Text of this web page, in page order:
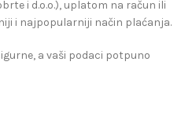
i d.o.o.), uplatom na račun ili
i najpopularniji način plaćanja.
a vaši podaci potpuno